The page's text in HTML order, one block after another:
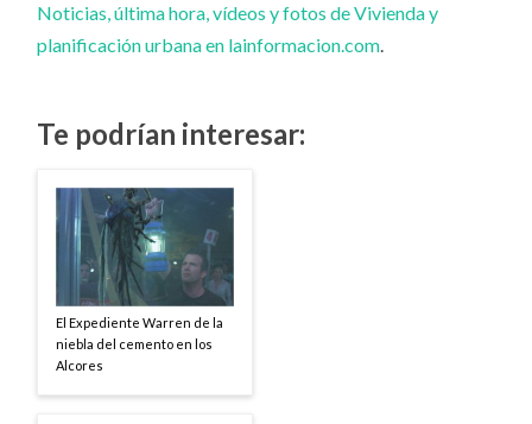
Noticias, última hora, vídeos y fotos de Vivienda y
planificación urbana en lainformacion.com.
Te podrían interesar:
El Expediente Warren de la
niebla del cemento en los
Alcores